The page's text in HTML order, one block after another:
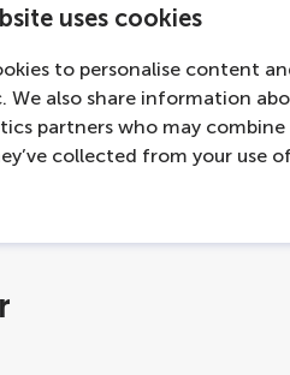
uses cookies
to personalise content
We also share information
partners who may
collected from your use
las personas
sobre el producto,